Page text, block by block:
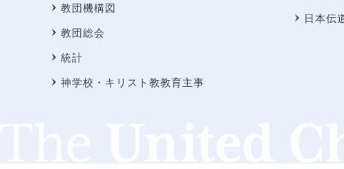
教団機構図
教団総会
統計
神学校・キリスト教教育主事
日本伝